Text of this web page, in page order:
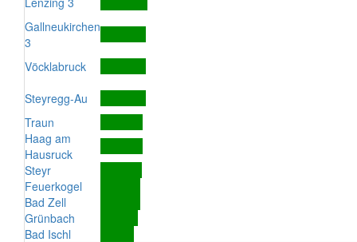
Gallneukirchen
3
Vöcklabruck
Steyregg-Au
Traun
Haag am
Hausruck
Steyr
Feuerkogel
Bad Zell
Grünbach
Bad Ischl